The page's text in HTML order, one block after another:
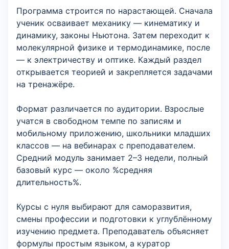
Программа строится по нарастающей. Сначала
ученик осваивает механику — кинематику и
динамику, законы Ньютона. Затем переходит к
молекулярной физике и термодинамике, после
— к электричеству и оптике. Каждый раздел
открывается теорией и закрепляется задачами
на тренажёре.
Формат различается по аудитории. Взрослые
учатся в свободном темпе по записям и
мобильному приложению, школьники младших
классов — на вебинарах с преподавателем.
Средний модуль занимает 2–3 недели, полный
базовый курс — около %средняя
длительность%.
Курсы с нуля выбирают для саморазвития,
смены профессии и подготовки к углублённому
изучению предмета. Преподаватель объясняет
формулы простым языком, а куратор